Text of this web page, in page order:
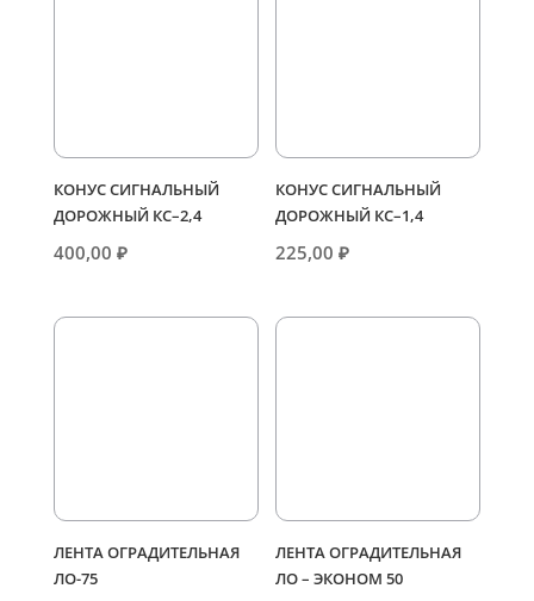
КОНУС СИГНАЛЬНЫЙ
ДОРОЖНЫЙ КС–2,4
400,00 ₽
КОНУС СИГНАЛЬНЫЙ
ДОРОЖНЫЙ КС–1,4
225,00₽
ЛЕНТА ОГРАДИТЕЛЬНАЯ
ЛО-75
ЛЕНТА ОГРАДИТЕЛЬНАЯ
ЛО – ЭКОНОМ 50